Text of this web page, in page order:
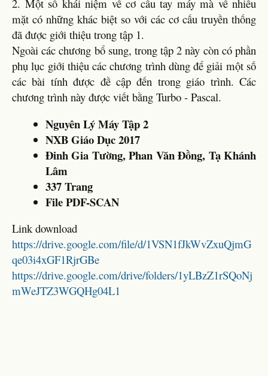
2. Một số khái niệm về cơ cấu tay máy mà về nhiều
mặt có những khác biệt so với các cơ cấu truyền thống
đã được giới thiệu trong tập 1.
Ngoài các chương bổ sung, trong tập 2 này còn có phần
phụ lục giới thiệu các chương trình dùng để giải một số
các bài tính được đề cập đến trong giáo trình. Các
chương trình này được viết bằng Turbo - Pascal.
Nguyên Lý Máy Tập 2
NXB Giáo Dục 2017
Đinh Gia Tường, Phan Văn Đồng, Tạ Khánh
Lâm
337 Trang
File PDF-SCAN
Link download
https://drive.google.com/file/d/1VSN1fJkWvZxuQjmG
qe03i4xGF1RjrGBe
https://drive.google.com/drive/folders/1yLBzZ1rSQoNj
mWeJTZ3WGQHg04L1